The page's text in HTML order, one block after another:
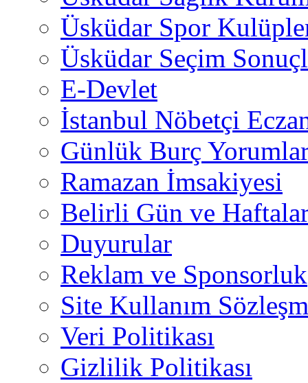
Üsküdar Spor
Üsküdar Seçim
E-Devlet
İstanbul Nöbetçi
Günlük Burç
Ramazan İmsakiyesi
Belirli Gün ve
Duyurular
Reklam ve Sponsorluk
Site Kullanım
Veri Politikası
Gizlilik Politikası